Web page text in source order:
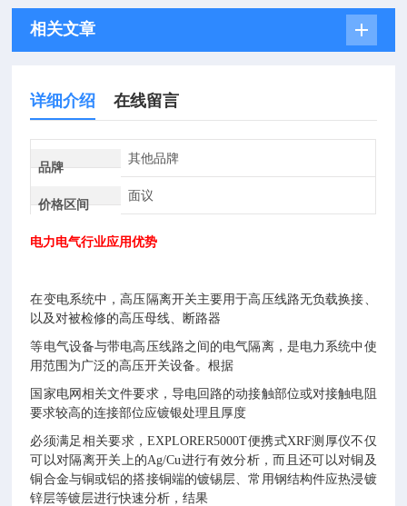
相关文章
详细介绍 在线留言
品牌
其他品牌
价格区间
面议
电力电气行业应用优势
在变电系统中，高压隔离开关主要用于高压线路无负载换接、
以及对被检修的高压母线、断路器
等电气设备与带电高压线路之间的电气隔离，是电力系统中使
用范围为广泛的高压开关设备。根据
国家电网相关文件要求，导电回路的动接触部位或对接触电阻
要求较高的连接部位应镀银处理且厚度
必须满足相关要求，EXPLORER5000T便携式XRF测厚仪不仅
可以对隔离开关上的Ag/Cu进行有效分析，而且还可以对铜及
铜合金与铜或铝的搭接铜端的镀锡层、常用钢结构件应热浸镀
锌层等镀层进行快速分析，结果